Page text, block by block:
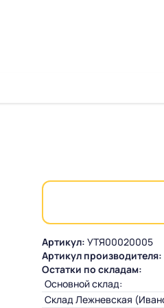
Артикул: УТЯ00020005
Артикул производителя:
Остатки по складам:
Основной склад:
Склад Лежневская